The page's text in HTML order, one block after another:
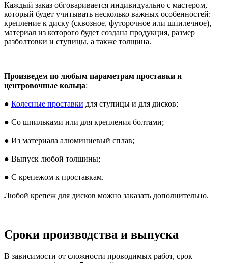
Каждый заказ обговаривается индивидуально с мастером,
который будет учитывать несколько важных особенностей:
крепление к диску (сквозное, футорочное или шпилечное),
материал из которого будет создана продукция, размер
разболтовки и ступицы, а также толщина.
Произведем по любым параметрам проставки и
центровочные кольца:
● Колесные проставки для ступицы и для дисков;
● Со шпильками или для крепления болтами;
● Из материала алюминиевый сплав;
● Выпуск любой толщины;
● С крепежом к проставкам.
Любой крепеж для дисков можно заказать дополнительно.
Сроки производства и выпуска
В зависимости от сложности проводимых работ, срок